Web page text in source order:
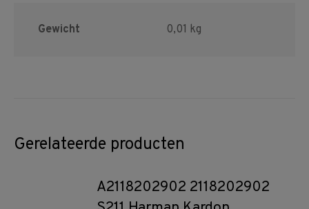
Gewicht 0,01 kg
Gerelateerde producten
A2118202902 2118202902